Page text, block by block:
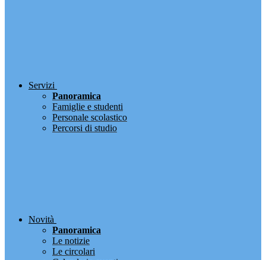
Servizi
Panoramica
Famiglie e studenti
Personale scolastico
Percorsi di studio
Novità
Panoramica
Le notizie
Le circolari